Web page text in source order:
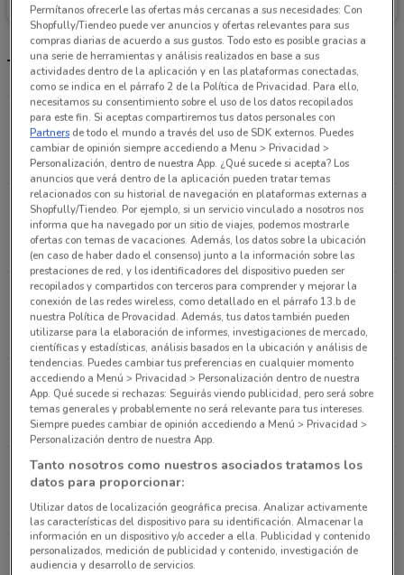
Caduca el 16/08 2.7 km
Tiendas y horario Suburbia
José María Castorena 470, Col. San José De Los
Cedros Cuajimalpa De Morelos
2.7 km
CERRADO
Prolongación 5 De Mayo 3121, Col. Lomas De
Tarango Alvaro Obregón
4.3 km
CERRADO
Av. San Jerónimo 630, Col. La Otra Banda Álvaro
Obregón (cdmx)
6.3 km
CERRADO
Av. Miguel Ángel De Quevedo 175-F, Col.
Oxtopulco Universidad Coyoacán
8.6 km
CERRADO
Holbein 230, Col. Ciudad De Los Deportes Benito
Juárez (cdmx)
9.6 km
CERRADO
Todas las tiendas Suburbia
Permítanos ofrecerle las ofertas más cercanas a sus necesidades: Con
Shopfully/Tiendeo puede ver anuncios y ofertas relevantes para sus
compras diarias de acuerdo a sus gustos. Todo esto es posible gracias a
una serie de herramientas y análisis realizados en base a sus
actividades dentro de la aplicación y en las plataformas conectadas,
como se indica en el párrafo 2 de la Política de Privacidad. Para ello,
necesitamos su consentimiento sobre el uso de los datos recopilados
para este fin. Si aceptas compartiremos tus datos personales con
Partners de todo el mundo a través del uso de SDK externos. Puedes
cambiar de opinión siempre accediendo a Menu > Privacidad >
Personalización, dentro de nuestra App. ¿Qué sucede si acepta? Los
anuncios que verá dentro de la aplicación pueden tratar temas
relacionados con su historial de navegación en plataformas externas a
Shopfully/Tiendeo. Por ejemplo, si un servicio vinculado a nosotros nos
informa que ha navegado por un sitio de viajes, podemos mostrarle
ofertas con temas de vacaciones. Además, los datos sobre la ubicación
(en caso de haber dado el consenso) junto a la información sobre las
prestaciones de red, y los identificadores del dispositivo pueden ser
recopilados y compartidos con terceros para comprender y mejorar la
conexión de las redes wireless, como detallado en el párrafo 13.b de
nuestra Política de Provacidad. Además, tus datos también pueden
utilizarse para la elaboración de informes, investigaciones de mercado,
científicas y estadísticas, análisis basados en la ubicación y análisis de
tendencias. Puedes cambiar tus preferencias en cualquier momento
accediendo a Menú > Privacidad > Personalización dentro de nuestra
App. Qué sucede si rechazas: Seguirás viendo publicidad, pero será sobre
temas generales y probablemente no será relevante para tus intereses.
Siempre puedes cambiar de opinión accediendo a Menú > Privacidad >
Personalización dentro de nuestra App.
Tanto nosotros como nuestros asociados tratamos los
datos para proporcionar:
Utilizar datos de localización geográfica precisa. Analizar activamente
las características del dispositivo para su identificación. Almacenar la
información en un dispositivo y/o acceder a ella. Publicidad y contenido
personalizados, medición de publicidad y contenido, investigación de
audiencia y desarrollo de servicios.